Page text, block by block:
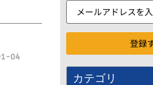
04
カテゴリ